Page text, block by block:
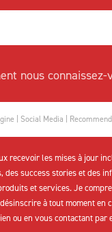
nous connaissez-
recevoir les mises à jour
des success stories et des
et services. Je
à tout moment en
ou en vous contactant par